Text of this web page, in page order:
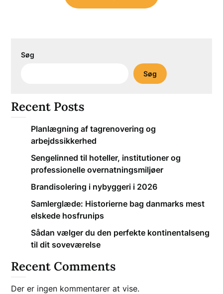
Søg
Søg
Recent Posts
Planlægning af tagrenovering og
arbejdssikkerhed
Sengelinned til hoteller, institutioner og
professionelle overnatningsmiljøer
Brandisolering i nybyggeri i 2026
Samlerglæde: Historierne bag danmarks mest
elskede hosfrunips
Sådan vælger du den perfekte kontinentalseng
til dit soveværelse
Recent Comments
Der er ingen kommentarer at vise.